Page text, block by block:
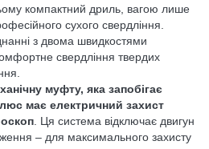
компактний дриль, вагою лише
сухого свердління.
з двома швидкостями
свердління твердих
муфту, яка запобігає
має електричний захист
. Ця система відключає двигун
– для максимального захисту